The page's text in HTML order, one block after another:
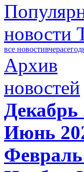
новости
все новостивчера
Архив
новостей
Декабрь
Июнь